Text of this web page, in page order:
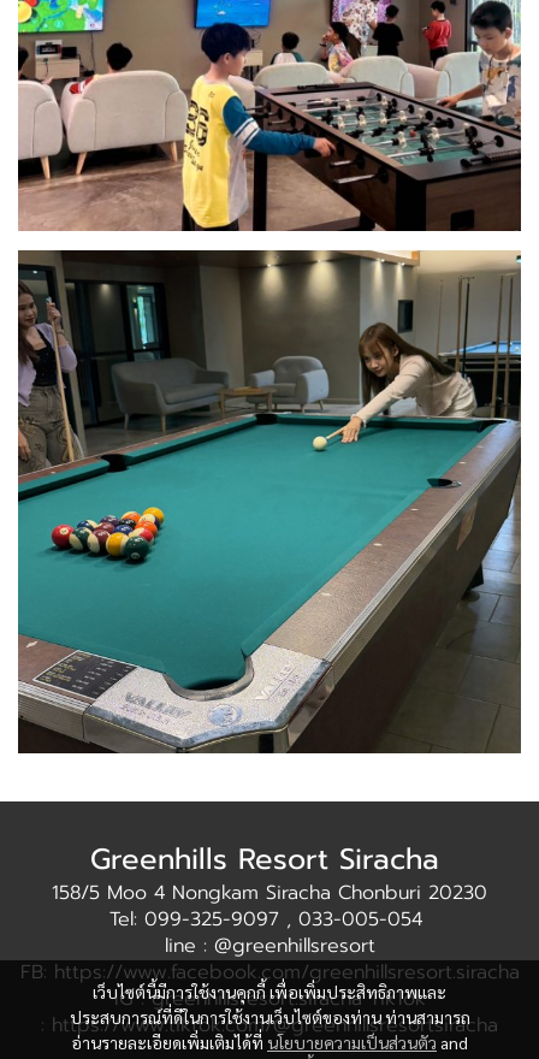
เว็บไซต์นี้มีการใช้งานคุกกี้ เพื่อเพิ่มประสิทธิภาพและ
ประสบการณ์ที่ดีในการใช้งานเว็บไซต์ของท่าน ท่านสามารถ
อ่านรายละเอียดเพิ่มเติมได้ที่ นโยบายความเป็นส่วนตัว and
Greenhills Resort Siracha
158/5 Moo 4 Nongkam Siracha Chonburi 20230
Tel: 099-325-9097 , 033-005-054
line : @greenhillsresort
FB: https://www.facebook.com/greenhillsresort.siracha
IG : greenhillsresort.siracha TikTok
: https://www.tiktok.com/@greenhillsresortsiracha